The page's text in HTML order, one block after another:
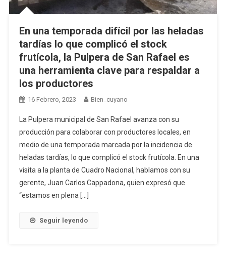
En una temporada difícil por las heladas
tardías lo que complicó el stock
frutícola, la Pulpera de San Rafael es
una herramienta clave para respaldar a
los productores
16 Febrero, 2023 Bien_cuyano
La Pulpera municipal de San Rafael avanza con su
producción para colaborar con productores locales, en
medio de una temporada marcada por la incidencia de
heladas tardías, lo que complicó el stock frutícola. En una
visita a la planta de Cuadro Nacional, hablamos con su
gerente, Juan Carlos Cappadona, quien expresó que
“estamos en plena […]
Seguir leyendo